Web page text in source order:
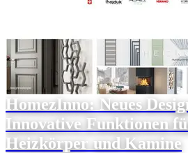
HomezInno: Neues
Innovative Funktionen
Heizkörper und Kamine